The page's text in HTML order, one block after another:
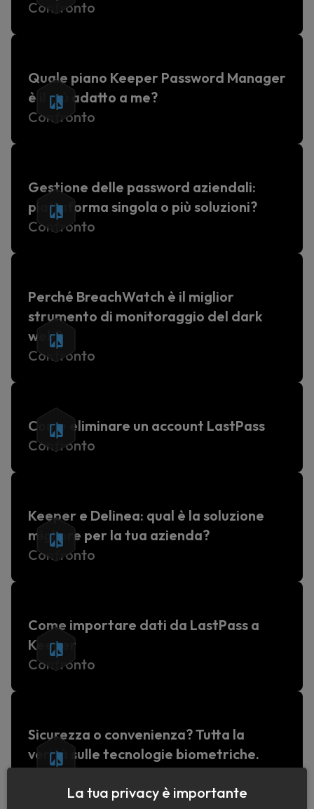
Confronto
Quale piano Keeper Password Manager
è il più adatto a me?
Confronto
Gestione delle password aziendali:
piattaforma singola o più soluzioni?
Confronto
Perché BreachWatch è il miglior
strumento di monitoraggio del dark
web?
Confronto
Come eliminare un account LastPass
Confronto
Keeper e Delinea: qual è la soluzione
migliore per la tua azienda?
Confronto
Come importare dati da LastPass a
Keeper
Confronto
Sicurezza o convenienza? Tutta la
verità sulle tecnologie biometriche.
Confronto
La tua privacy è importante